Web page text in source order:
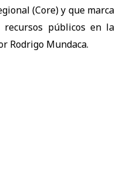
(Core) y que marca
públicos en la
Rodrigo Mundaca.